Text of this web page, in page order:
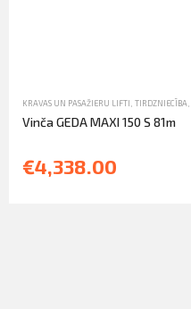
KRAVAS UN PASAŽIERU LIFTI TIRDZNIECĪBA
Vinča GEDA MAXI 150 S 81m
€4,338.00